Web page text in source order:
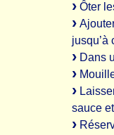
Ôter
jusqu’à
Dans
sauce